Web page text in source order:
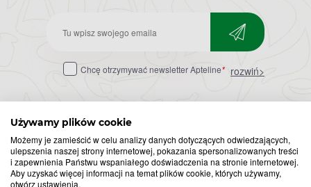
Używamy plików cookie
Możemy je zamieścić w celu analizy danych dotyczących odwiedzających,
ulepszenia naszej strony internetowej, pokazania spersonalizowanych treści
i zapewnienia Państwu wspaniałego doświadczenia na stronie internetowej.
Aby uzyskać więcej informacji na temat plików cookie, których używamy,
otwórz ustawienia.
Zapisz
do
Chcę otrzymywać newsletter Apteline* rozwiń>